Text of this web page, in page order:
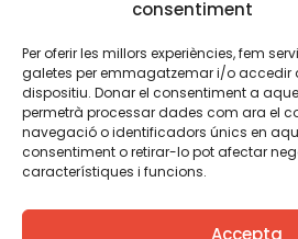
consentiment
Per oferir les millors experiències, fem
galetes per emmagatzemar i/o accedir
dispositiu. Donar el consentiment a
permetrà processar dades com ara el
navegació o identificadors únics en
consentiment o retirar-lo pot afectar
característiques i funcions.
Accepta
TWT YTB IG FB IN
Aviso legalPolítica de
Creemos que el conocimiento